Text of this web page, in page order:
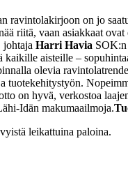
on jo
riitä, vaan asiakkaat
johtaja Harri Havia SOK:n
kaikille aisteille –
olevia
on hyvä, verkostoa
Idän makumaailmoja.
leikattuina paloina.